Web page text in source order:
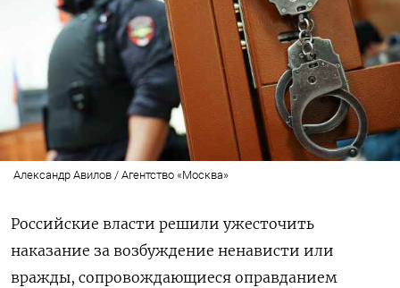
Александр Авилов / Агентство «Москва»
Российские власти решили ужесточить
наказание за возбуждение ненависти или
вражды, сопровождающиеся оправданием